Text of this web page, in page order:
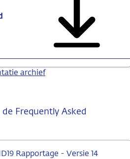
Q1
archief
Frequently Asked
Rapportage - Versie 14